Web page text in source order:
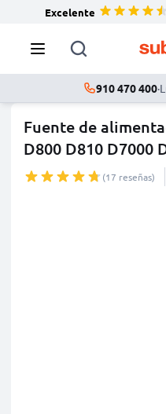
Excelente
910 470 400·
Fuente de
D800 D810 D7000
(17 reseñas)